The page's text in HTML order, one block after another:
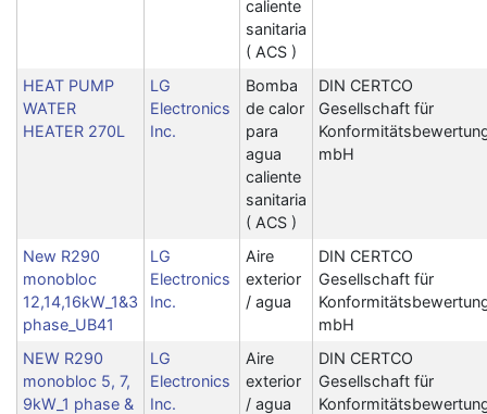
caliente
sanitaria
( ACS )
HEAT PUMP
WATER
HEATER 270L
LG
Electronics
Inc.
Bomba
de calor
para
agua
caliente
sanitaria
( ACS )
DIN CERTCO
Gesellschaft für
mbH
New R290
monobloc
12,14,16kW_1&3
phase_UB41
LG
Electronics
Inc.
Aire
exterior
/ agua
DIN CERTCO
Gesellschaft für
mbH
NEW R290
monobloc 5, 7,
9kW_1 phase &
LG
Electronics
Inc.
Aire
exterior
/ agua
DIN CERTCO
Gesellschaft für